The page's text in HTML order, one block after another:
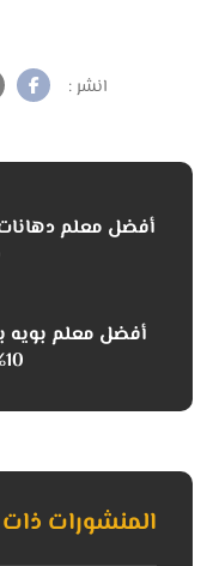
أفضل معلم
أفضل معلم
10% وجودة عالمية
المنشورات